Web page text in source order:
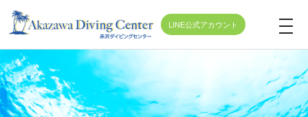
LINE公式アカウント
t
o
g